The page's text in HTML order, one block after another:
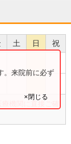
土 日 祝
機関に直接ご確
。来院前に必ず
×閉じる